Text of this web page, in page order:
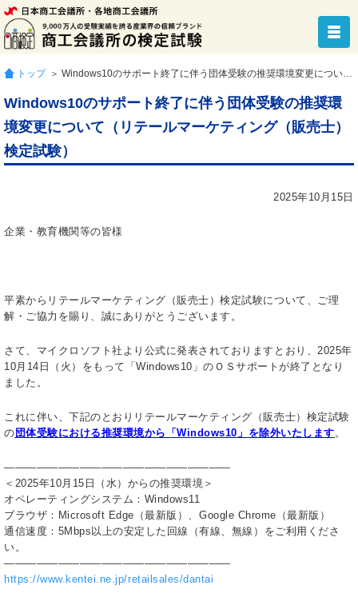
トップ ＞ Windows10のサポート終了に伴う団体受験の推奨環境変更について（リテールマーケティング（販売士）検定試験）
Windows10のサポート終了に伴う団体受験の推奨環
境変更について（リテールマーケティング（販売士）
検定試験）
2025年10月15日
企業・教育機関等の皆様
平素からリテールマーケティング（販売士）検定試験について、ご理
解・ご協力を賜り、誠にありがとうございます。
さて、マイクロソフト社より公式に発表されておりますとおり、2025年
10月14日（火）をもって「Windows10」のＯＳサポートが終了となり
ました。
これに伴い、下記のとおりリテールマーケティング（販売士）検定試験
の 団体受験における推奨環境から「Windows10」を除外いたします。
—————————————————————
＜2025年10月15日（水）からの推奨環境＞
オペレーティングシステム：Windows11
ブラウザ：Microsoft Edge（最新版）、Google Chrome（最新版）
通信速度：5Mbps以上の安定した回線（有線、無線）をご利用くださ
い。
—————————————————————
https://www.kentei.ne.jp/retailsales/dantai